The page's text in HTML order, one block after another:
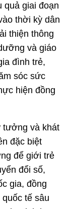
quả giai đoạn
thời kỳ dân
thiện thông
và giáo
đình trẻ,
sóc sức
hiện đồng
tưởng và khát
đặc biệt
để giới trẻ
đổi số,
gia, đồng
tế sâu